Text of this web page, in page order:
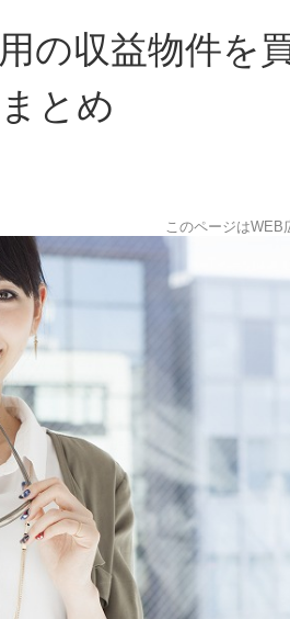
の収益物件を
とめ
このページはWEB